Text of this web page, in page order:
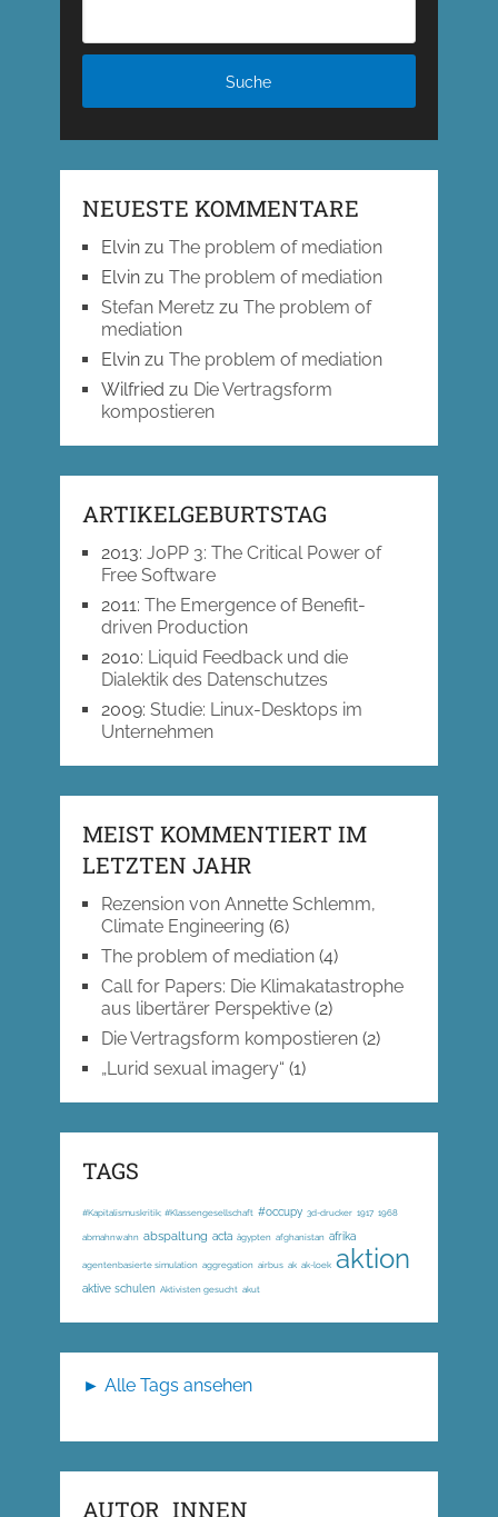
NEUESTE KOMMENTARE
Elvinzu The problem of mediation
Elvinzu The problem of mediation
Stefan Meretzzu The problem of
mediation
Elvinzu The problem of mediation
Wilfried zu Die Vertragsform
kompostieren
ARTIKELGEBURTSTAG
2013: JoPP 3: The Critical Power of
Free Software
2011: The Emergence of Benefit-
driven Production
2010: Liquid Feedback und die
Dialektik des Datenschutzes
2009: Studie: Linux-Desktops im
Unternehmen
MEIST KOMMENTIERT IM
LETZTEN JAHR
Rezension von Annette Schlemm,
Climate Engineering (6)
The problem of mediation(4)
Call for Papers: Die Klimakatastrophe
aus libertärer Perspektive(2)
Die Vertragsform kompostieren(2)
„Lurid sexual imagery“ (1)
TAGS
#Kapitalismuskritik; #Klassengesellschaft #occupy 3d-drucker 1917 1968
abmahnwahn abspaltung acta ägypten afghanistan afrika
agentenbasierte simulation aggregation airbus ak ak-loek aktion
aktive schulen Aktivisten gesucht akut
► Alle Tags ansehen
AUTOR_INNEN